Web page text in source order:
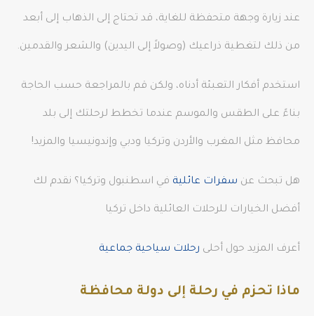
عند زيارة وجهة متحفظة للغاية، قد تحتاج إلى الذهاب إلى أبعد
من ذلك لتغطية ذراعيك (وصولاً إلى اليدين) والشعر والقدمين.
استخدم أفكار التعبئة أدناه، ولكن قم بالمراجعة حسب الحاجة
بناءً على الطقس والموسم عندما تخطط لرحلتك إلى بلد
محافظ مثل المغرب والأردن وتركيا ودبي وإندونيسيا والمزيد!
هل تبحث عن سفرات عائلية في اسطنبول وتركيا؟ نقدم لك
أفضل الخيارات للرحلات العائلية داخل تركيا
أعرف المزيد حول أحلى رحلات سياحية جماعية
ماذا تحزم في رحلة إلى دولة محافظة